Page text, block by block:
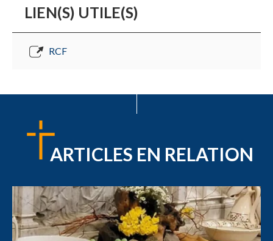
LIEN(S) UTILE(S)
RCF
ARTICLES EN RELATION